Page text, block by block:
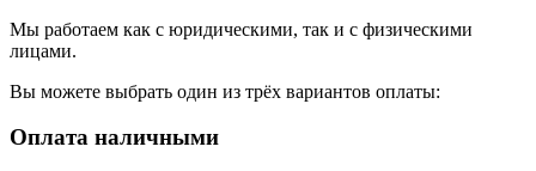
Мы работаем как с юридическими, так и с физическими
лицами.
Вы можете выбрать один из трёх вариантов оплаты:
Оплата наличными